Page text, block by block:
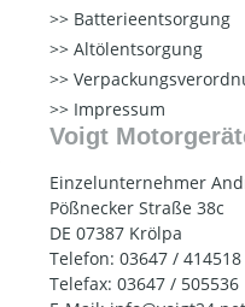
Batterieentsorgung
Altölentsorgung
Impressum
Voigt
Einzelunternehmer
Pößnecker Straße 38c
DE 07387 Krölpa
Telefon: 03647 / 414518
Telefax: 03647 / 505536